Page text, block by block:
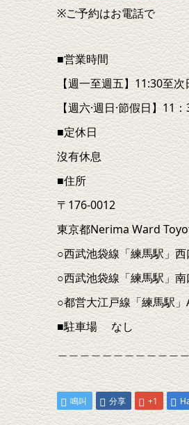
※ご予約はお電話で
■営業時間
【週一至週五】11:30至次
【週六·週日·節假日】11
■定休日
沒有休息
■住所
〒176-0012
東京都Nerima Ward
○西武池袋線「練馬駅」
○西武池袋線「練馬駅」
○都営大江戸線「練馬駅
■駐車場 なし
＿＿＿＿＿＿＿＿＿＿＿
鳴叫 分享 +1